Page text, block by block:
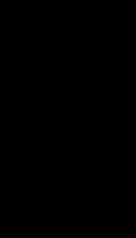
і дорослих
навчання
Не
та
дівчаток.